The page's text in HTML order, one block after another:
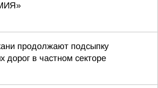
продолжают подсыпку
дорог в частном секторе